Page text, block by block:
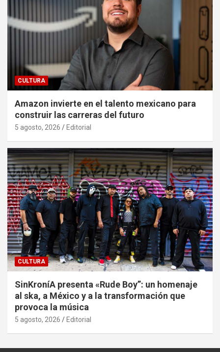
CULTURA
Amazon invierte en el talento mexicano para
construir las carreras del futuro
5 agosto, 2026 Editorial
CULTURA
SinKroníA presenta «Rude Boy”: un homenaje
al ska, a México y a la transformación que
provoca la música
5 agosto, 2026 Editorial